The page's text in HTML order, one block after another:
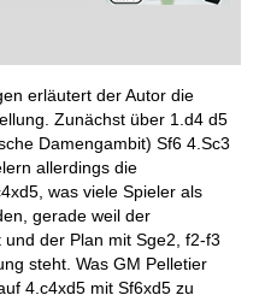
erläutert der Autor die
Zunächst über 1.d4 d5
Damengambit) Sf6 4.Sc3
allerdings die
was viele Spieler als
gerade weil der
der Plan mit Sge2, f2-f3
steht. Was GM Pelletier
4.c4xd5 mit Sf6xd5 zu